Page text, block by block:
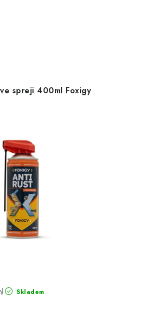
spreji 400ml Foxigy
Skladem